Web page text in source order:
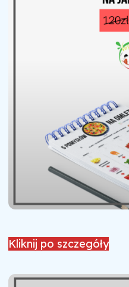
Kliknij po szczegóły